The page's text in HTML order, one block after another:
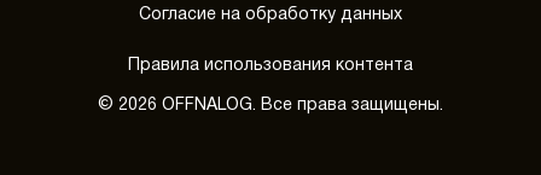
Согласие на обработку данных
Правила использования контента
© 2026 OFFNALOG. Все права защищены.